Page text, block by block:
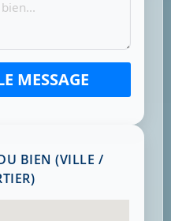
MESSAGE
BIEN (VILLE /